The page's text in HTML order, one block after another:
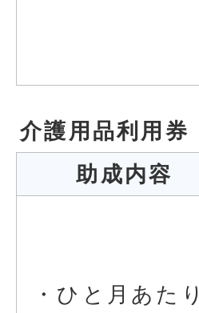
介護用品利用券
助成内容
・ひと月あたり